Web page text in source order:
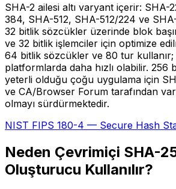
SHA-2 ailesi altı varyant içerir: SHA-
384, SHA-512, SHA-512/224 ve
32 bitlik sözcükler üzerinde blok
ve 32 bitlik işlemciler için optimize
64 bitlik sözcükler ve 80 tur
platformlarda daha hızlı olabilir. 256
yeterli olduğu çoğu uygulama için
ve CA/Browser Forum tarafından
olmayı sürdürmektedir.
NIST FIPS 180-4 — Secure Hash
Neden Çevrimiçi SHA-
Oluşturucu Kullanılır?